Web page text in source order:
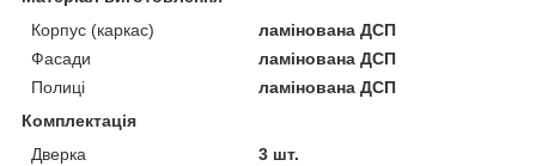
Корпус (каркас)
ламінована ДСП
Фасади
ламінована ДСП
Полиці
ламінована ДСП
Комплектація
Дверка
3 шт.